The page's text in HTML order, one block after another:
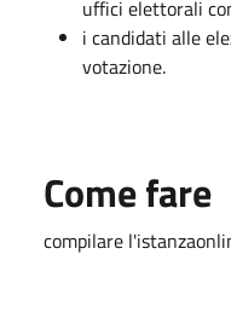
uffici elettorali
i candidati alle
votazione.
Come fare
compilare